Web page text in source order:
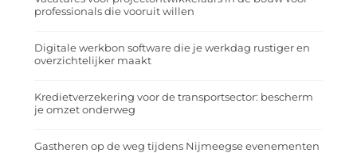
professionals die vooruit willen
Digitale werkbon software die je werkdag rustiger en
overzichtelijker maakt
Kredietverzekering voor de transportsector: bescherm
je omzet onderweg
Gastheren op de weg tijdens Nijmeegse evenementen